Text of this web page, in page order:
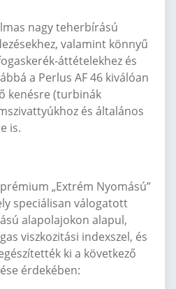
nagy teherbírású
valamint könnyű
áttételekhez és
a Perlus AF 46 kiválóan
ő kenésre (turbinák
és általános
is.
prémium „Extrém Nyomású”
speciálisan válogatott
alapolajokon alapul,
viszkozitási indexszel, és
ki a következő
érdekében: